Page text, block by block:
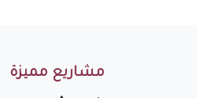
مشاريع مميزة